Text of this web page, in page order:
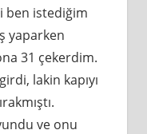
ben istediğim
yaparken
31 çekerdim.
lakin kapıyı
ve onu